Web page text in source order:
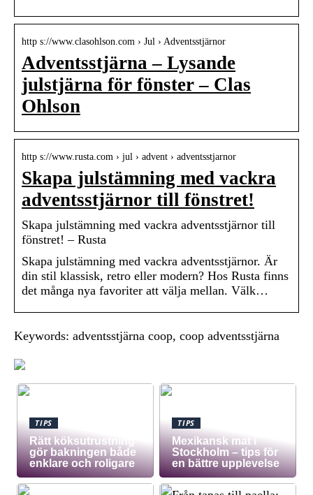
http s://www.clasohlson.com › Jul › Adventsstjärnor
Adventsstjärna – Lysande
julstjärna för fönster – Clas
Ohlson
http s://www.rusta.com › jul › advent › adventsstjarnor
Skapa julstämning med vackra
adventsstjärnor till fönstret!
Skapa julstämning med vackra adventsstjärnor till
fönstret! – Rusta
Skapa julstämning med vackra adventsstjärnor. Är
din stil klassisk, retro eller modern? Hos Rusta finns
det många nya favoriter att välja mellan. Välk…
Keywords: adventsstjärna coop, coop adventsstjärna
TIPS
Rätt köksutrustning
gör bakningen både
enklare och roligare
TIPS
Mexikansk mat i
Stockholm – tips för
en bättre upplevelse